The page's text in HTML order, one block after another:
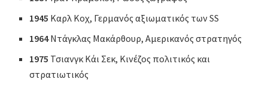
1945 Καρλ Κοχ, Γερμανός αξιωματικός των SS
1964Ντάγκλας Μακάρθουρ, Αμερικανός στρατηγός
1975 Τσιανγκ Κάι Σεκ, Κινέζος πολιτικός και
στρατιωτικός